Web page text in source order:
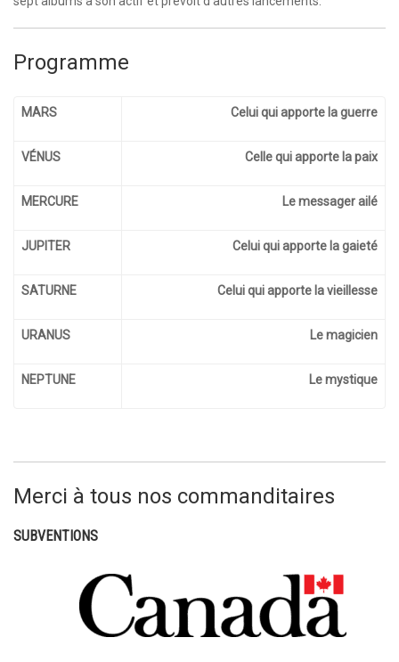
Programme
MARS Celui qui apporte la guerre
VÉNUS Celle qui apporte la paix
MERCURE Le messager ailé
JUPITER Celui qui apporte la gaieté
SATURNE Celui qui apporte la vieillesse
URANUS Le magicien
NEPTUNE Le mystique
Merci à tous nos commanditaires
SUBVENTIONS